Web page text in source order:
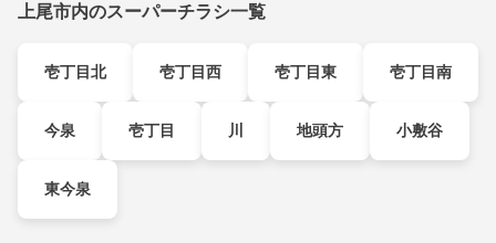
上尾市内のスーパーチラシ一覧
壱丁目北 壱丁目西 壱丁目東 壱丁目南
今泉 壱丁目 川 地頭方 小敷谷
東今泉